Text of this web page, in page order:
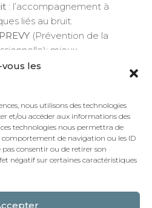
les
nous utilisons des technologies
et/ou accéder aux informations des
technologies nous permettra de
comportement de navigation ou les ID
pas consentir ou de retirer son
négatif sur certaines caractéristiques
: l’accompagnement à
liés au bruit.
(Prévention de la
mieux
: un accompagnement clé
maintenir le lien
en présence
CARSAT Risques
service social de
tapas avec les